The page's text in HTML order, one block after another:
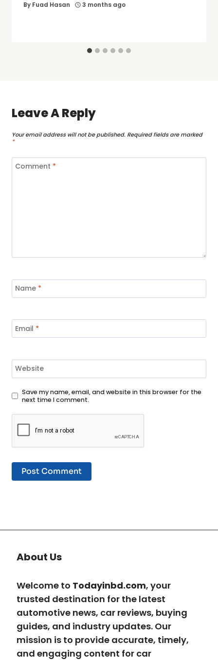
By Fuad Hasan 3 months ago
Leave A Reply
Your email address will not be published. Required fields are marked
*
Comment *
Name *
Email *
Website
Save my name, email, and website in this browser for the
next time I comment.
About Us
Welcome to Todayinbd.com, your
trusted destination for the latest
automotive news, car reviews, buying
guides, and industry updates. Our
mission is to provide accurate, timely,
and engaging content for car